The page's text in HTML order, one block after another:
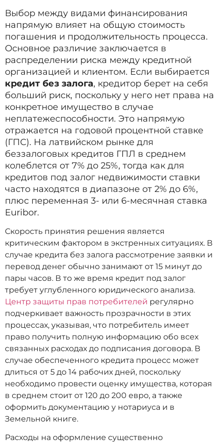
Выбор между видами финансирования
напрямую влияет на общую стоимость
погашения и продолжительность процесса.
Основное различие заключается в
распределении риска между кредитной
организацией и клиентом. Если выбирается
кредит без залога, кредитор берет на себя
больший риск, поскольку у него нет права на
конкретное имущество в случае
неплатежеспособности. Это напрямую
отражается на годовой процентной ставке
(ГПС). На латвийском рынке для
беззалоговых кредитов ГПЛ в среднем
колеблется от 7% до 25%, тогда как для
кредитов под залог недвижимости ставки
часто находятся в диапазоне от 2% до 6%,
плюс переменная 3- или 6-месячная ставка
Euribor.
Скорость принятия решения является
критическим фактором в экстренных ситуациях. В
случае кредита без залога рассмотрение заявки и
перевод денег обычно занимают от 15 минут до
пары часов. В то же время кредит под залог
требует углубленного юридического анализа.
Центр защиты прав потребителей регулярно
подчеркивает важность прозрачности в этих
процессах, указывая, что потребитель имеет
право получить полную информацию обо всех
связанных расходах до подписания договора. В
случае обеспеченного кредита процесс может
длиться от 5 до 14 рабочих дней, поскольку
необходимо провести оценку имущества, которая
в среднем стоит от 120 до 200 евро, а также
оформить документацию у нотариуса и в
Земельной книге.
Расходы на оформление существенно